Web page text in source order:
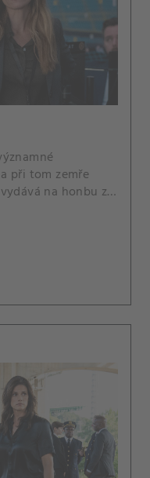
při tom zemře
na honbu za
s profilováním